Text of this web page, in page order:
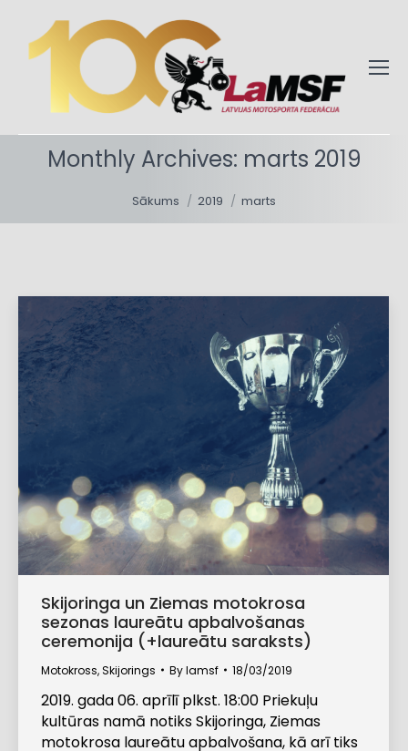
Monthly Archives: marts 2019
Sākums 2019 marts
Skijoringa un Ziemas motokrosa
sezonas laureātu apbalvošanas
ceremonija (+laureātu saraksts)
Motokross,Skijorings Bylamsf 18/03/2019
2019. gada 06. aprīlī plkst. 18:00 Priekuļu
kultūras namā notiks Skijoringa, Ziemas
motokrosa laureātu apbalvošana, kā arī tiks